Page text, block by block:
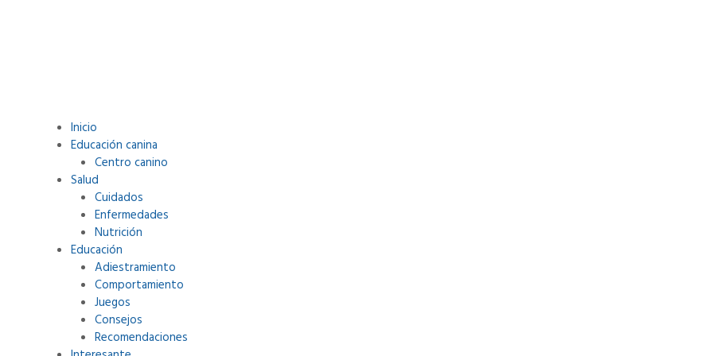
Inicio
Educación canina
Centro canino
Salud
Cuidados
Enfermedades
Nutrición
Educación
Adiestramiento
Comportamiento
Juegos
Consejos
Recomendaciones